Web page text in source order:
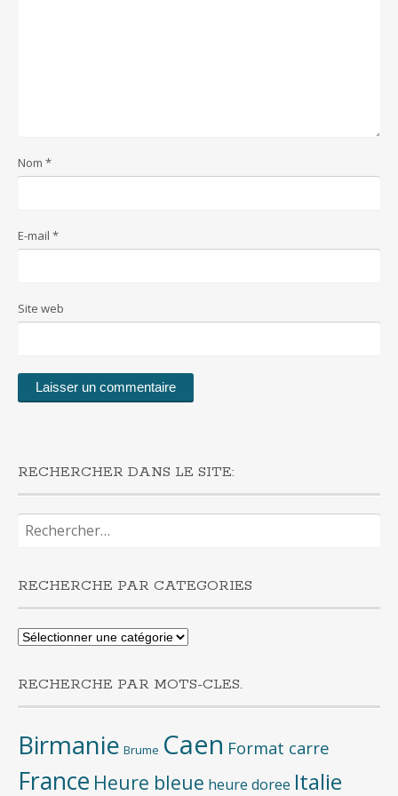
Nom *
E-mail *
Site web
RECHERCHER DANS LE SITE:
Rechercher :
RECHERCHE PAR CATEGORIES
Recherche
par
RECHERCHE PAR MOTS-CLES.
Birmanie Brume Caen Format carre
France Heure bleue heure doree Italie